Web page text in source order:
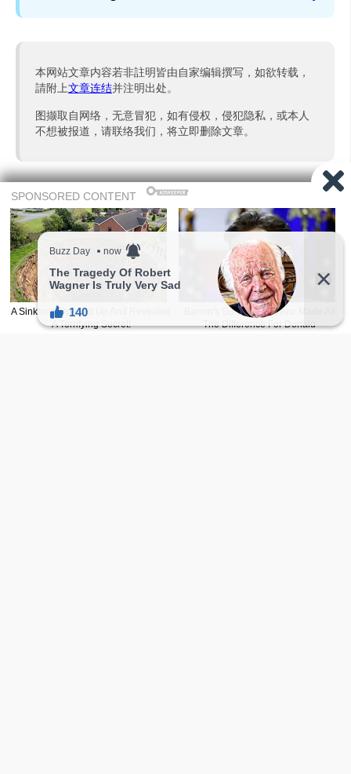
本网站文章内容若非註明皆由自家编辑撰写，如欲转载，
請附上文章连结并注明出处。
图撷取自网络，无意冒犯，如有侵权，侵犯隐私，或本人
不想被报道，请联络我们，将立即删除文章。
广告